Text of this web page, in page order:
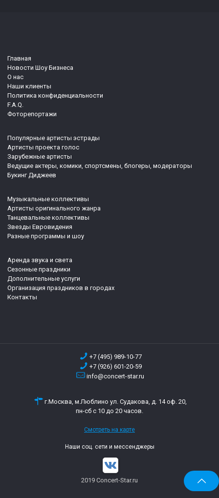
Главная
Новости Шоу Бизнеса
О нас
Наши клиенты
Политика конфиденциальности
F.A.Q.
Фоторепортажи
Популярные артисты эстрады
Артисты проекта голос
Зарубежные артисты
Ведущие актеры, комики, спортсмены, блогеры, модераторы
Букинг Диджеев
Музыкальные коллективы
Артисты оригинального жанра
Танцевальные коллективы
Звезды Евровидения
Разные программы и шоу
Аренда звука и света
Сезонные праздники
Дополнительные услуги
Организация праздников в городах
Контакты
+7 (495) 989-10-77
+7 (926) 601-20-59
info@concert-star.ru
г.Москва, м.Люблино ул. Судакова, д. 14 оф. 20,
пн-сб с 10 до 20 часов.
Смотреть на карте
Наши соц. сети и мессенджеры
2019 Concert-Star.ru